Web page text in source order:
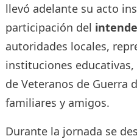
llevó adelante su acto
participación del
autoridades locales,
instituciones
de Veteranos de Guerra
familiares y amigos.
Durante la jornada se